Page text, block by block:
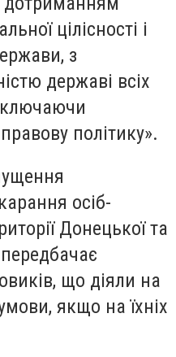
цілісності і
з
державі всіх
політику».
осіб-
Донецької та
що діяли на
якщо на їхніх